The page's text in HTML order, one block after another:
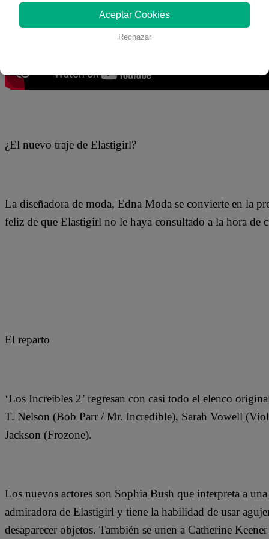
¿El nuevo traje de Elastigirl?
La diseñadora de moda, Edna Moda se convierte en la
feliz de que Elastigirl no le haya consultado a la hora de
El reparto
‘Los Increíbles 2’ regresan con casi todo el elenco
T. Nelson (Bob Parr / Mr. Incredible), Sarah Vowell
Jackson (Frozone).
Los nuevos actores son Sophia Bush que interpreta a
admiradora de Elastigirl y tiene la habilidad de usar
desaparecer objetos. También se unen a Catherine
Aceptar Cookies
Rechazar